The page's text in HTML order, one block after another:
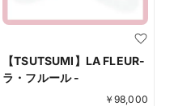
【TSUTSUMI】LA FLEUR-
ラ・フルール -
￥ 98,000